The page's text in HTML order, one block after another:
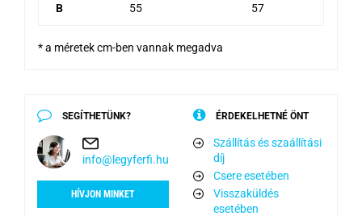
B 55 57
* a méretek cm-ben vannak megadva
SEGÍTHETÜNK?
info@legyferfi.hu
HÍVJON MINKET
ÉRDEKELHETNÉ ÖNT
Szállítás és szaállítási
díj
Csere esetében
Visszaküldés
esetében